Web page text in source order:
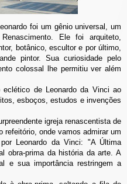
foi um gênio universal, um
Ele foi arquiteto,
botânico, escultor e por último,
pintor. Sua curiosidade pelo
colossal lhe permitiu ver além
de Leonardo da Vinci ao
esboços, estudos e invenções
igreja renascentista de
refeitório, onde vamos admirar um
Leonardo da Vinci: "A Última
obra-prima da história da arte. A
e sua importância restringem a